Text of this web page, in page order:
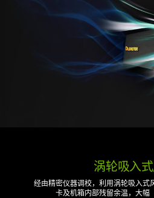
涡轮吸入
经由精密仪器调校，利用涡轮吸入式
卡及机箱内部残留余温，大幅